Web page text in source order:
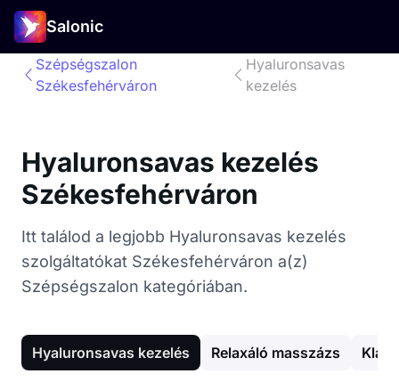
Salonic
Szépségszalon
Székesfehérváron
Hyaluronsavas
kezelés
Hyaluronsavas kezelés
Székesfehérváron
Itt találod a legjobb Hyaluronsavas kezelés
szolgáltatókat Székesfehérváron a(z)
Szépségszalon kategóriában.
Hyaluronsavas kezelés Relaxáló masszázs